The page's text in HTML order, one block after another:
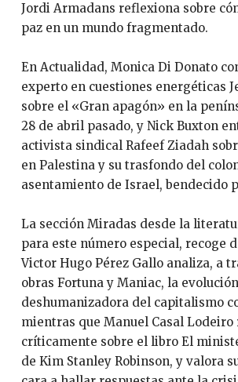
Jordi Armadans reflexiona sobre
paz en un mundo fragmentado.
En Actualidad, Monica Di Donato
experto en cuestiones energéticas
sobre el «Gran apagón» en la
28 de abril pasado, y Nick Buxton
activista sindical Rafeef Ziadah
en Palestina y su trasfondo del
asentamiento de Israel, bendecido
La sección Miradas desde la
para este número especial, recoge
Victor Hugo Pérez Gallo analiza, a
obras Fortuna y Maniac, la evolución
deshumanizadora del capitalismo
mientras que Manuel Casal
críticamente sobre el libro El
de Kim Stanley Robinson, y valora